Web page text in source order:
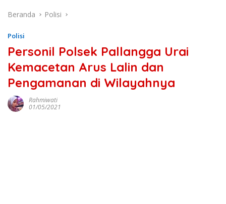
Beranda Polisi
Polisi
Personil Polsek Pallangga Urai
Kemacetan Arus Lalin dan
Pengamanan di Wilayahnya
Rahmiwati
01/05/2021